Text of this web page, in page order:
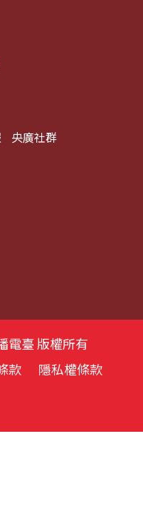
央廣社群
電臺 版權所有
款 隱私權條款